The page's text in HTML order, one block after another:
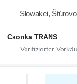
Slowakei, Štúrovo
Csonka TRANS